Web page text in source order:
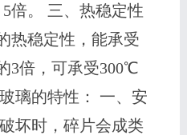
倍。 三、热稳定性
热稳定性，能承受
3倍，可承受300℃
璃的特性： 一、安
坏时，碎片会成类